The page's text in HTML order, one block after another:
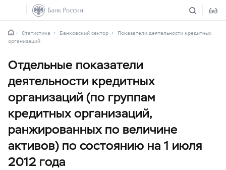
Статистика Банковский сектор
Показатели деятельности кредитных
организаций
Отдельные показатели
деятельности кредитных
организаций (по группам
кредитных организаций,
ранжированных по величине
активов) по состоянию на 1 июля
2012 года